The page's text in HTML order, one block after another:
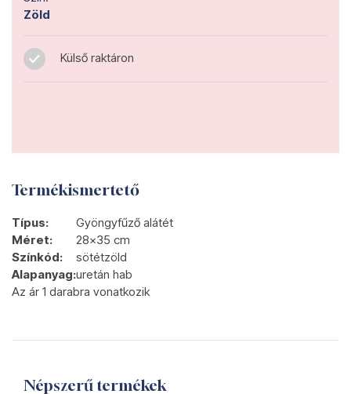
Zöld
Külső raktáron
Termékismertető
Típus:
Gyöngyfűző alátét
Méret:
28x35 cm
Színkód:
sötétzöld
Alapanyag:uretán hab
Az ár 1 darabra vonatkozik
Népszerű termékek